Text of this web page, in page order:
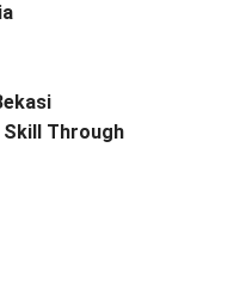
Skill Through